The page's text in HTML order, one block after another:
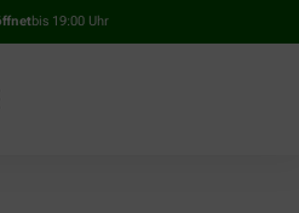
bis 19:00 Uhr